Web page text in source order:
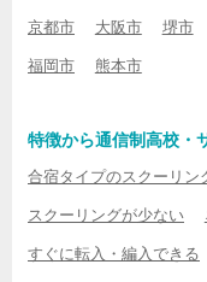
京都市 大阪市 堺市
福岡市 熊本市
特徴から通信制高校・
合宿タイプのスクーリン
スクーリングが少ない
すぐに転入・編入できる